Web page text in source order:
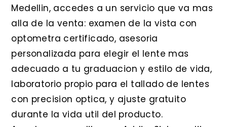
Medellin, accedes a un servicio que va mas
alla de la venta: examen de la vista con
optometra certificado, asesoria
personalizada para elegir el lente mas
adecuado a tu graduacion y estilo de vida,
laboratorio propio para el tallado de lentes
con precision optica, y ajuste gratuito
durante la vida util del producto.